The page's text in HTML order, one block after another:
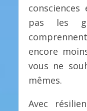
pas les
encore
vous ne
mêmes.
Avec